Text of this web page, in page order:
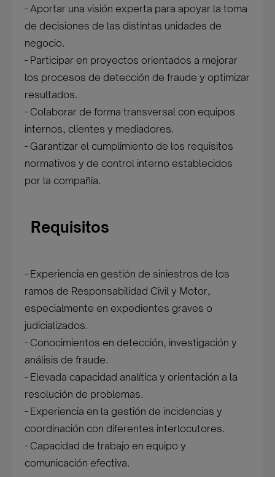
- Aportar una visión experta para apoyar la toma
de decisiones de las distintas unidades de
negocio.
- Participar en proyectos orientados a mejorar
los procesos de detección de fraude y optimizar
resultados.
- Colaborar de forma transversal con equipos
internos, clientes y mediadores.
- Garantizar el cumplimiento de los requisitos
normativos y de control interno establecidos
por la compañía.
Requisitos
- Experiencia en gestión de siniestros de los
ramos de Responsabilidad Civil y Motor,
especialmente en expedientes graves o
judicializados.
- Conocimientos en detección, investigación y
análisis de fraude.
- Elevada capacidad analítica y orientación a la
resolución de problemas.
- Experiencia en la gestión de incidencias y
coordinación con diferentes interlocutores.
- Capacidad de trabajo en equipo y
comunicación efectiva.